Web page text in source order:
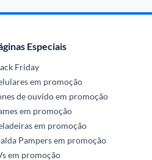
Especiais
Friday
em promoção
de ouvido em promoção
em promoção
em promoção
Pampers em promoção
em promoção